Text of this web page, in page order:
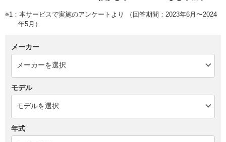
※1：本サービスで実施のアンケートより （回答期間：2023年6月〜2024
年5月）
メーカー
モデル
年式